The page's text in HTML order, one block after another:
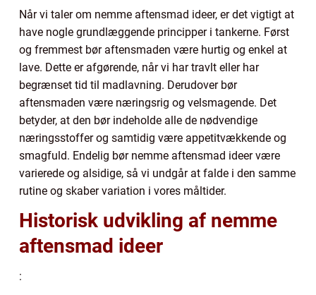
Når vi taler om nemme aftensmad ideer, er det vigtigt at
have nogle grundlæggende principper i tankerne. Først
og fremmest bør aftensmaden være hurtig og enkel at
lave. Dette er afgørende, når vi har travlt eller har
begrænset tid til madlavning. Derudover bør
aftensmaden være næringsrig og velsmagende. Det
betyder, at den bør indeholde alle de nødvendige
næringsstoffer og samtidig være appetitvækkende og
smagfuld. Endelig bør nemme aftensmad ideer være
varierede og alsidige, så vi undgår at falde i den samme
rutine og skaber variation i vores måltider.
Historisk udvikling af nemme
aftensmad ideer
: